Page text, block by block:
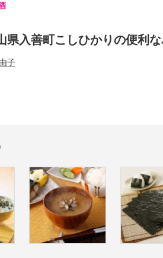
県入善町こしひかりの便利
子